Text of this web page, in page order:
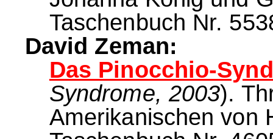
Taschenbuch Nr.
David Zeman:
Das Pinocchio-
Syndrome, 2003).
Amerikanischen von